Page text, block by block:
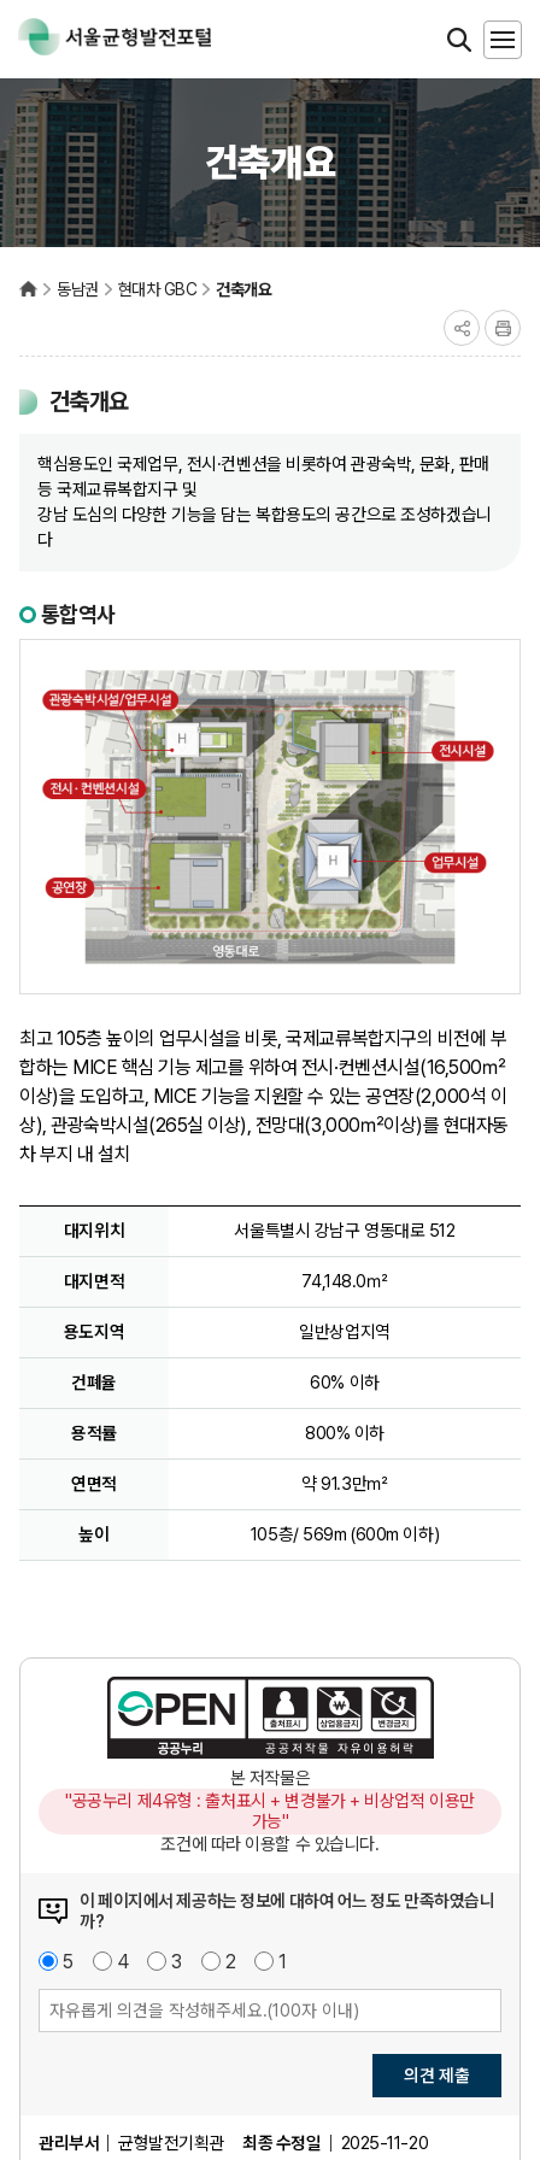
건축개요
동남권 현대차 GBC 건축개요
건축개요
핵심용도인 국제업무, 전시·컨벤션을 비롯하여 관광숙박, 문화, 판매
등 국제교류복합지구 및
강남 도심의 다양한 기능을 담는 복합용도의 공간으로 조성하겠습니
다
통합역사
최고 105층 높이의 업무시설을 비롯, 국제교류복합지구의 비전에 부
합하는 MICE 핵심 기능 제고를 위하여 전시·컨벤션시설(16,500㎡
이상)을 도입하고, MICE 기능을 지원할 수 있는 공연장(2,000석 이
상), 관광숙박시설(265실 이상), 전망대(3,000㎡이상)를 현대자동
차 부지 내 설치
대지위치 서울특별시 강남구 영동대로 512
대지면적 74,148.0㎡
용도지역 일반상업지역
건폐율 60% 이하
용적률 800% 이하
연면적 약 91.3만㎡
높이 105층/ 569m (600m 이하)
본 저작물은
"공공누리 제4유형 : 출처표시 + 변경불가 + 비상업적 이용만
가능"
조건에 따라 이용할 수 있습니다.
이 페이지에서 제공하는 정보에 대하여 어느 정도 만족하였습니
까?
매
우
만
족
5
만
족
4점
보
통
3
불
만
족
2
매
우
불
만
1
의견 제출
관리부서 균형발전기획관 최종 수정일 2025-11-20